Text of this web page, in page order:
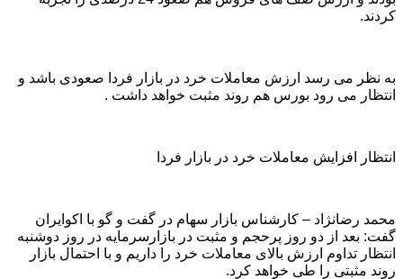
کردند.
به نظر می رسد ارزش معاملات خرد در بازار فردا صعودی باشد و
انتظار می رود بورس هم روند مثبت خواهد داشت .
انتظار افزایش معاملات خرد در بازار فردا
محمد رضانژاد – کارشناس بازار سهام در گفت و گو با اکوایران
گفت: بعد از دو روز پرحجم و مثبت در بازارسرمایه در روز دوشنبه
انتظار تداوم ارزش بالای معاملات خرد را داریم و با احتمال بازار
روند مثبتی را طی خواهد کرد.